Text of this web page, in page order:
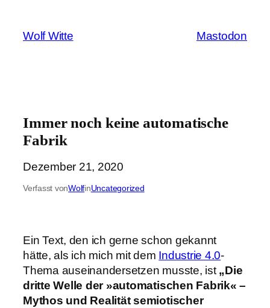
springen
Wolf Witte Mastodon
Immer noch keine automatische
Fabrik
Dezember 21, 2020
Verfasst vonWolfinUncategorized
Ein Text, den ich gerne schon gekannt
hätte, als ich mich mit dem Industrie 4.0-
Thema auseinandersetzen musste, ist „Die
dritte Welle der »automatischen Fabrik« –
Mythos und Realität semiotischer